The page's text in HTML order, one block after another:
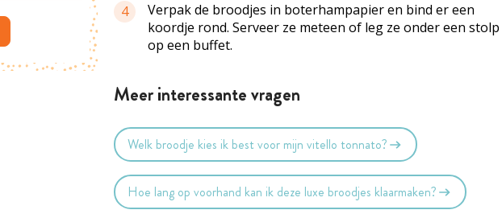
4
Verpak de broodjes in boterhampapier en bind er een
koordje rond. Serveer ze meteen of leg ze onder een stolp
op een buffet.
Meer interessante vragen
Welk broodje kies ik best voor mijn vitello tonnato?
Hoe lang op voorhand kan ik deze luxe broodjes klaarmaken?